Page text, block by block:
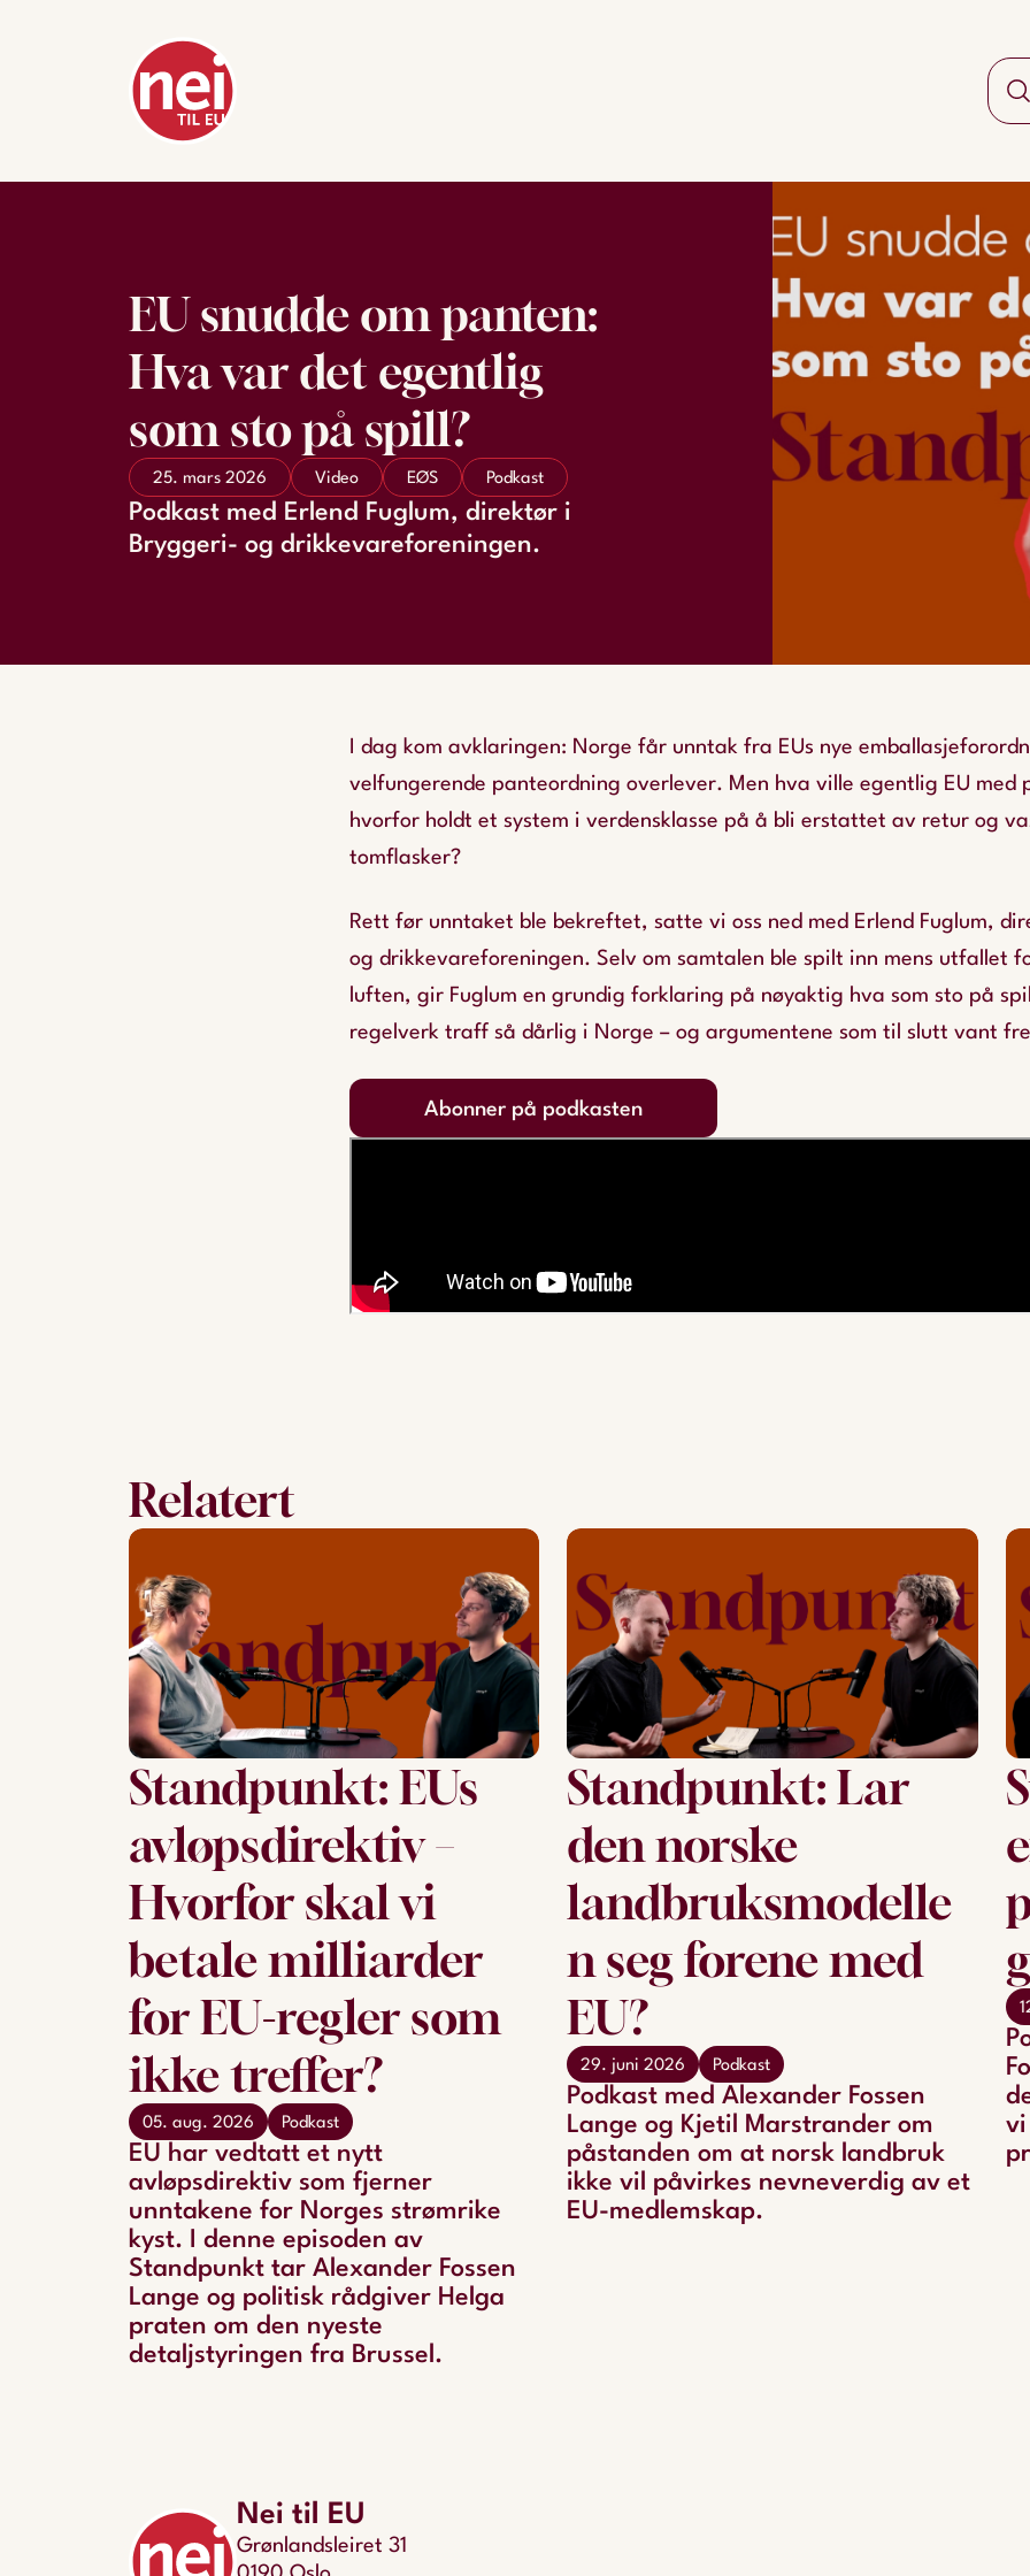
EU snudde om panten:
Hva var det egentlig
som sto på spill?
25. mars 2026 Video EØS Podkast
Podkast med Erlend Fuglum, direktør i
Bryggeri- og drikkevareforeningen.
I dag kom avklaringen: Norge får unntak fra EUs nye
velfungerende panteordning overlever. Men hva ville egentlig EU med
hvorfor holdt et system i verdensklasse på å bli erstattet av retur og
tomflasker?
Rett før unntaket ble bekreftet, satte vi oss ned med Erlend Fuglum,
og drikkevareforeningen. Selv om samtalen ble spilt inn mens utfallet
luften, gir Fuglum en grundig forklaring på nøyaktig hva som sto på
regelverk traff så dårlig i Norge – og argumentene som til slutt vant
Abonner på podkasten
Relatert
Standpunkt: EUs
avløpsdirektiv –
Hvorfor skal vi
betale milliarder
for EU-regler som
ikke treffer?
05. aug. 2026 Podkast
EU har vedtatt et nytt
avløpsdirektiv som fjerner
unntakene for Norges strømrike
kyst. I denne episoden av
Standpunkt tar Alexander Fossen
Lange og politisk rådgiver Helga
praten om den nyeste
detaljstyringen fra Brussel.
Standpunkt: Lar
den norske
landbruksmodelle
n seg forene med
EU?
29. juni 2026 Podkast
Podkast med Alexander Fossen
Lange og Kjetil Marstrander om
påstanden om at norsk landbruk
ikke vil påvirkes nevneverdig av et
EU-medlemskap.
vi
Nei til EU
Grønlandsleiret 31